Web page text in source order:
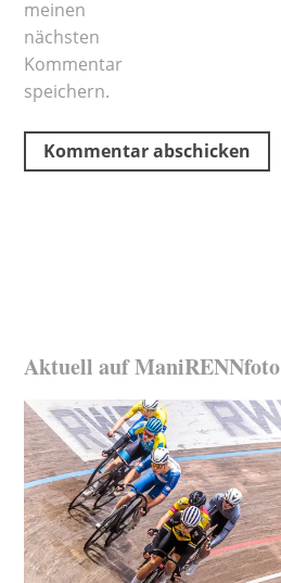
meinen
nächsten
Kommentar
speichern.
Aktuell auf ManiRENNfoto